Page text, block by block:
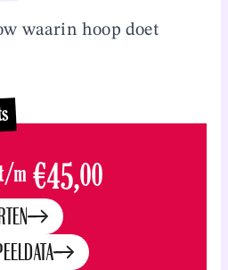
waarin hoop doet
t/m €45,00